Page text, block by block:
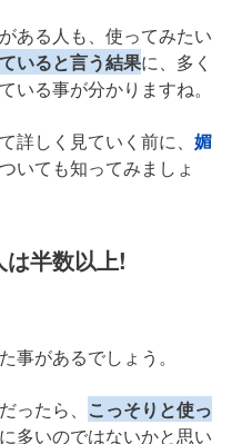
ある人も、使ってみたい
いると言う結果に、多く
いる事が分かりますね。
詳しく見ていく前に、 媚
いても知ってみましょ
半数以上!
事があるでしょう。
ったら、 こっそりと使っ
多いのではないかと思い